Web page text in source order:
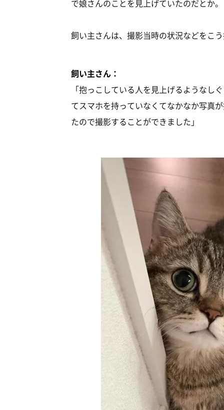
で娘さんのことを見上げていたのだとか。
飼い主さんは、撮影当時の状況などをこ
飼い主さん：
「抱っこしている人を見上げるようなし
てスマホを持っていなくてなかなか写真
たので撮影することができました」